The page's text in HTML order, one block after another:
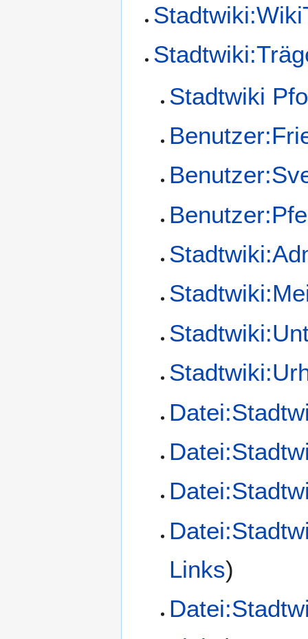
Stadtwiki
Links)